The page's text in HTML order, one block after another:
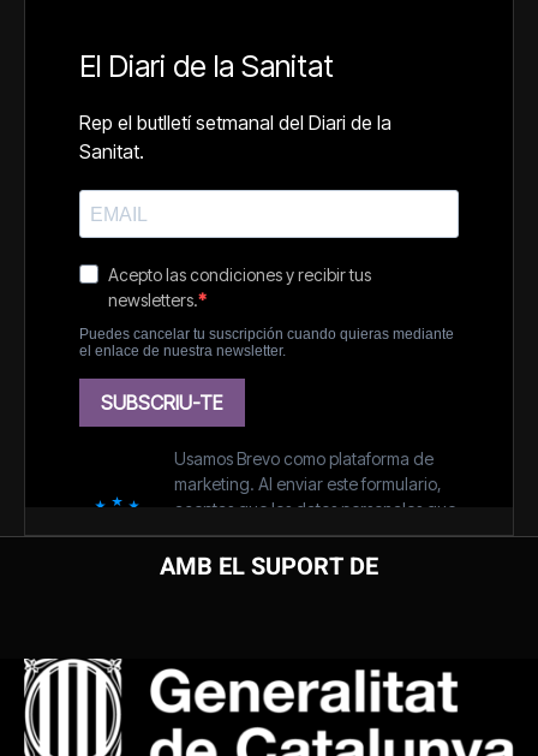
AMB EL SUPORT DE